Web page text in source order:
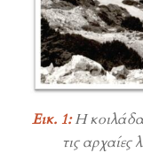
Εικ. 1:Η
τις αρχαίες